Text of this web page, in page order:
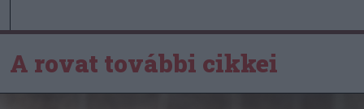
A rovat további cikkei